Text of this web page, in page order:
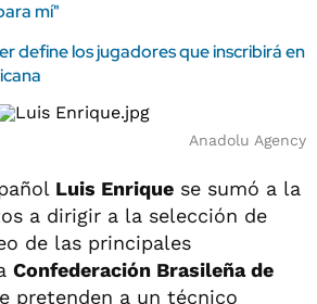
mí"
define los jugadores que inscribirá en
Anadolu Agency
Luis Enrique se sumó a la
a dirigir a la selección de
de las principales
Confederación Brasileña de
pretenden a un técnico